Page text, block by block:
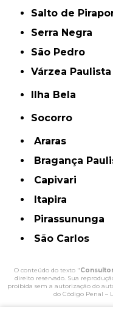
Salto de
Serra Negra
São Pedro
Várzea Paulista
Ilha Bela
Socorro
Araras
Bragança
Capivari
Itapira
Pirassununga
São Carlos
O conteúdo do texto "
direito reservado. Sua
proibida sem a autorização do
do Código Penal –